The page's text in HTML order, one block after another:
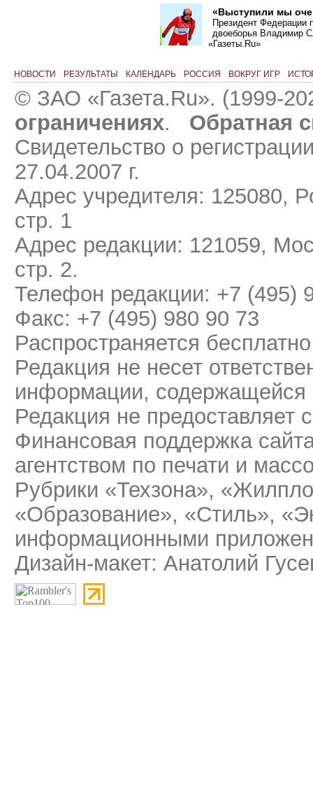
«Выступили мы
Президент Федерации
двоеборья Владимир
«Газеты.Ru»
НОВОСТИ РЕЗУЛЬТАТЫ КАЛЕНДАРЬ РОССИЯ ВОКРУГ ИГР
© ЗАО «Газета.Ru». (1999-
ограничениях.
Обратная
Свидетельство о
27.04.2007 г.
Адрес учредителя: 125080,
стр. 1
Адрес редакции: 121059,
стр. 2.
Телефон редакции: +7 (495)
Факс: +7 (495) 980 90 73
Распространяется бесплатно
Редакция не несет
информации, содержащейся
Редакция не предоставляет
Финансовая поддержка
агентством по печати и
Рубрики «Техзона»,
«Образование», «Стиль»,
информационными
Дизайн-макет: Анатолий